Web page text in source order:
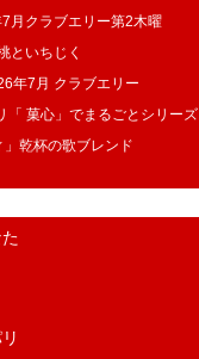
月クラブエリー第2木曜
といちじく
年7月 クラブエリー
「 菓​心」でまるごとシリーズ
乾杯の歌ブレンド